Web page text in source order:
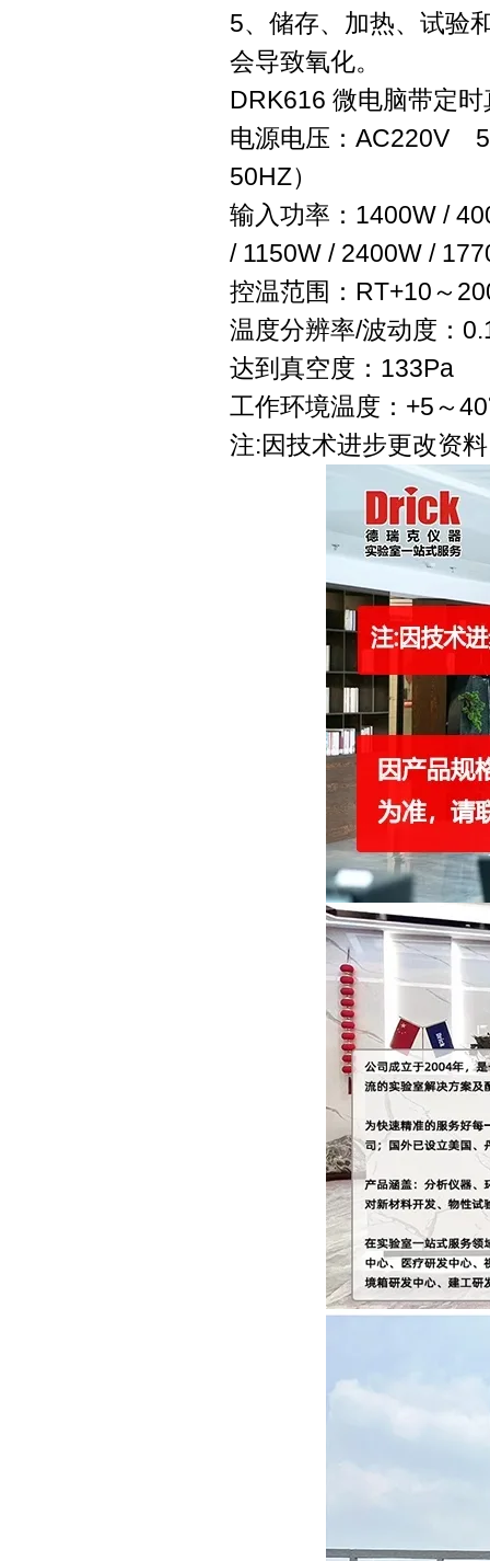
5、储存、加热、试验
会导致氧化。
DRK616 微电脑带定
电源电压：AC220V
50HZ）
输入功率：1400W /
/ 1150W / 2400W /
控温范围：RT+10～
温度分辨率/波动度：
达到真空度：133Pa
工作环境温度：+5～
注:因技术进步更改资